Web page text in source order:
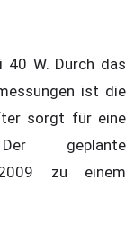
40 W. Durch das
ist die
sorgt für eine
Der geplante
zu einem